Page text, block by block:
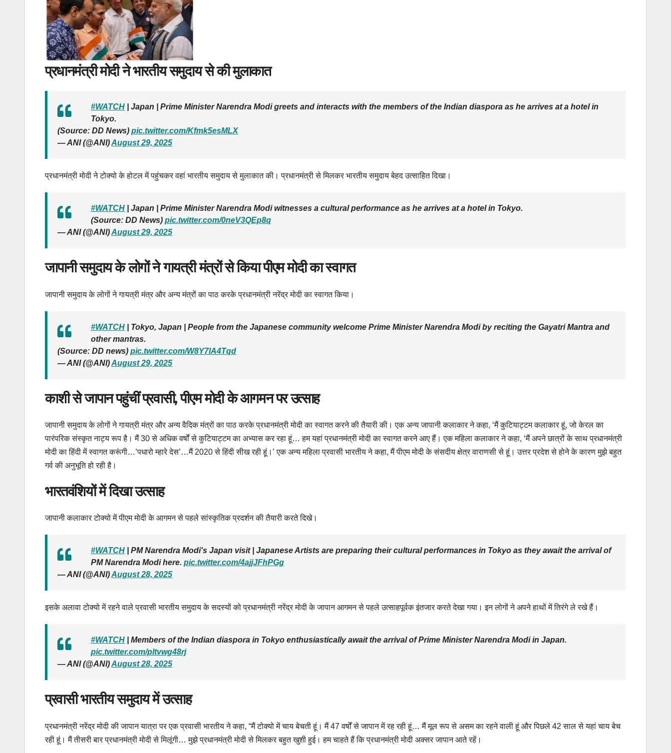
प्रधानमंत्री मोदी ने भारतीय समुदाय से की मुलाकात
#WATCH | Japan | Prime Minister Narendra Modi greets and interacts with the members of the Indian diaspora as he arrives at a hotel in
Tokyo.
(Source: DD News) pic.twitter.com/Kfmk5esMLX
— ANI (@ANI)August 29, 2025
प्रधानमंत्री मोदी ने टोक्यो के होटल में पहुंचकर वहां भारतीय समुदाय से मुलाकात की। प्रधानमंत्री से मिलकर भारतीय समुदाय बेहद उत्साहित दिखा।
#WATCH | Japan | Prime Minister Narendra Modi witnesses a cultural performance as he arrives at a hotel in Tokyo.
(Source: DD News) pic.twitter.com/0neV3QEp8q
— ANI (@ANI)August 29, 2025
जापानी समुदाय के लोगों ने गायत्री मंत्रों से किया पीएम मोदी का स्वागत
जापानी समुदाय के लोगों ने गायत्री मंत्र और अन्य मंत्रों का पाठ करके प्रधानमंत्री नरेंद्र मोदी का स्वागत किया।
#WATCH | Tokyo, Japan | People from the Japanese community welcome Prime Minister Narendra Modi by reciting the Gayatri Mantra and
other mantras.
(Source: DD news) pic.twitter.com/W8Y7IA4Tqd
— ANI (@ANI)August 29, 2025
काशी से जापान पहुंचीं प्रवासी, पीएम मोदी के आगमन पर उत्साह
जापानी समुदाय के लोगों ने गायत्री मंत्र और अन्य वैदिक मंत्रों का पाठ करके प्रधानमंत्री मोदी का स्वागत करने की तैयारी की। एक अन्य जापानी कलाकार ने कहा, ‘मैं कुटियाट्टम कलाकार हूं, जो केरल का
पारंपरिक संस्कृत नाट्य रूप है। मैं 30 से अधिक वर्षों से कुटियाट्टम का अभ्यास कर रहा हूं… हम यहां प्रधानमंत्री मोदी का स्वागत करने आए हैं। एक महिला कलाकार ने कहा, ‘मैं अपने छात्रों के साथ प्रधानमंत्री
मोदी का हिंदी में स्वागत करूंगी…’पधारो म्हारे देस’…मैं 2020 से हिंदी सीख रही हूं।’ एक अन्य महिला प्रवासी भारतीय ने कहा, मैं पीएम मोदी के संसदीय क्षेत्र वाराणसी से हूं। उत्तर प्रदेश से होने के कारण मुझे बहुत
गर्व की अनुभूति हो रही है।
भारतवंशियों में दिखा उत्साह
जापानी कलाकार टोक्यो में पीएम मोदी के आगमन से पहले सांस्कृतिक प्रदर्शन की तैयारी करते दिखे।
#WATCH | PM Narendra Modi's Japan visit | Japanese Artists are preparing their cultural performances in Tokyo as they await the arrival of
PM Narendra Modi here. pic.twitter.com/4ajjJFhPGg
— ANI (@ANI)August 28, 2025
इसके अलावा टोक्यो में रहने वाले प्रवासी भारतीय समुदाय के सदस्यों को प्रधानमंत्री नरेंद्र मोदी के जापान आगमन से पहले उत्साहपूर्वक इंतजार करते देखा गया। इन लोगों ने अपने हाथों में तिरंगे ले रखे हैं।
#WATCH | Members of the Indian diaspora in Tokyo enthusiastically await the arrival of Prime Minister Narendra Modi in Japan.
pic.twitter.com/pltvwg48rj
— ANI (@ANI)August 28, 2025
प्रवासी भारतीय समुदाय में उत्साह
प्रधानमंत्री नरेंद्र मोदी की जापान यात्रा पर एक प्रवासी भारतीय ने कहा, “मैं टोक्यो में चाय बेचती हूं। मैं 47 वर्षों से जापान में रह रही हूं… मैं मूल रूप से असम का रहने वाली हूं और पिछले 42 साल से यहां चाय बेच
रही हूं। मैं तीसरी बार प्रधानमंत्री मोदी से मिलूंगी… मुझे प्रधानमंत्री मोदी से मिलकर बहुत खुशी हुई। हम चाहते हैं कि प्रधानमंत्री मोदी अक्सर जापान आते रहें।